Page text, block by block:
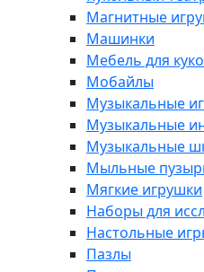
Магнитные
Машинки
Мебель для
Мобайлы
Музыкальные
Музыкальные
Музыкальные
Мыльные
Мягкие игрушки
Наборы для
Настольные
Пазлы